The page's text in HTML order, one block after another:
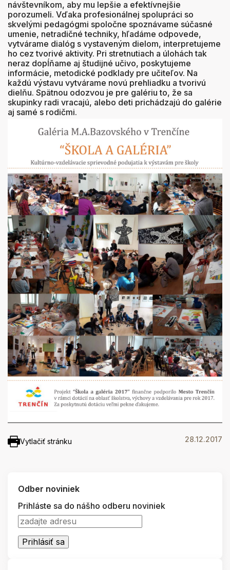
návštevníkom, aby mu lepšie a efektívnejšie
porozumeli. Vďaka profesionálnej spolupráci so
skvelými pedagógmi spoločne spoznávame súčasné
umenie, netradičné techniky, hľadáme odpovede,
vytvárame dialóg s vystaveným dielom, interpretujeme
ho cez tvorivé aktivity. Pri stretnutiach a úlohách tak
neraz dopĺňame aj študijné učivo, poskytujeme
informácie, metodické podklady pre učiteľov. Na
každú výstavu vytvárame novú prehliadku a tvorivú
dielňu. Spätnou odozvou je pre galériu to, že sa
skupinky radi vracajú, alebo deti prichádzajú do galérie
aj samé s rodičmi.
Vytlačiť stránku 28.12.2017
Odber noviniek
Prihláste sa do nášho odberu noviniek